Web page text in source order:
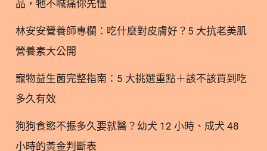
品，牠不喊痛你先懂
林安安營養師專欄：吃什麼對皮膚好？5 大抗老美肌
營養素大公開
寵物益生菌完整指南：5 大挑選重點＋該不該買到吃
多久有效
狗狗食慾不振多久要就醫？幼犬 12 小時、成犬 48
小時的黃金判斷表